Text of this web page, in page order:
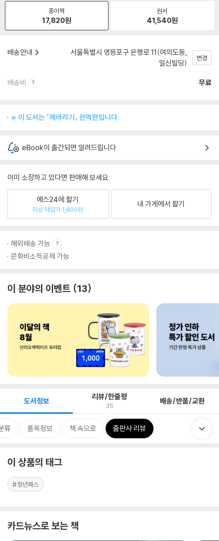
종이책
17,820원
원서
41,540원
배송안내
서울특별시 영등포구 은행로 11(여의도동,
일신빌딩)
변경
배송비 무료
※ 이 도서는 『해바라기』 완역판입니다.
eBook이 출간되면 알려드립니다.
이미 소장하고 있다면 판매해 보세요.
예스24에 팔기
최상 매입가 1,800원
내 가게에서 팔기
해외배송 가능
문화비소득공제 가능
이 분야의 이벤트 13
도서정보 리뷰/한줄평
35 배송/반품/교환
류 품목정보 책 속으로 출판사 리뷰
이 상품의 태그
#청년패스
카드뉴스로 보는 책